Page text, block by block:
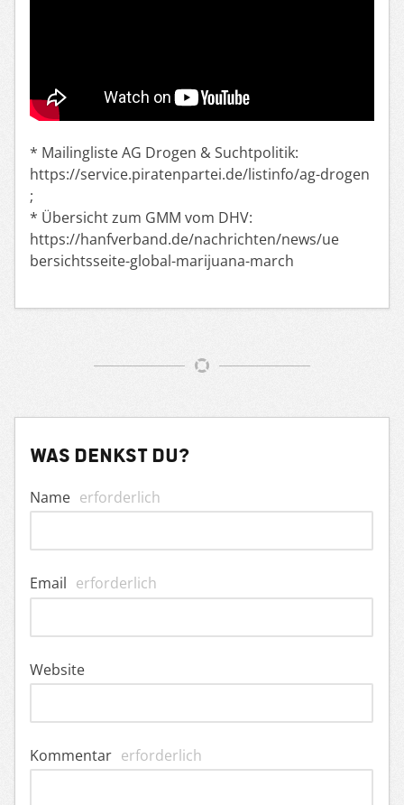
* Mailingliste AG Drogen & Suchtpolitik:
https://service.piratenpartei.de/listinfo/ag-drogen
;
* Übersicht zum GMM vom DHV:
https://hanfverband.de/nachrichten/news/ue
bersichtsseite-global-marijuana-march
Was denkst du?
Name erforderlich
Email erforderlich
Website
Kommentar erforderlich